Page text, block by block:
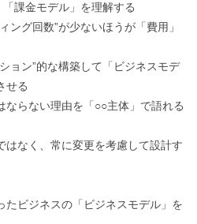
「課金モデル」を理解する
ング回数”が少ないほうが「費用」
ョン”的な構築して「ビジネスモデ
せる
ならない理由を「○○主体」で語れる
はなく、常に変更を考慮して設計す
たビジネスの「ビジネスモデル」を